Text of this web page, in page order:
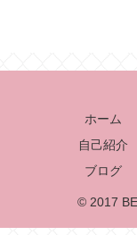
ホーム
自己紹介
ブログ
© 2017